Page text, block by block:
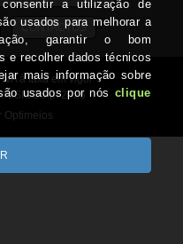
CONTACTOS
à taxa em vigor
2026
Optimeios